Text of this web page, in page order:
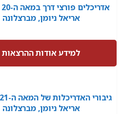
אריאל ניומן, מברצלונה
למידע אודות ההרצאות
אריאל ניומן, מברצלונה